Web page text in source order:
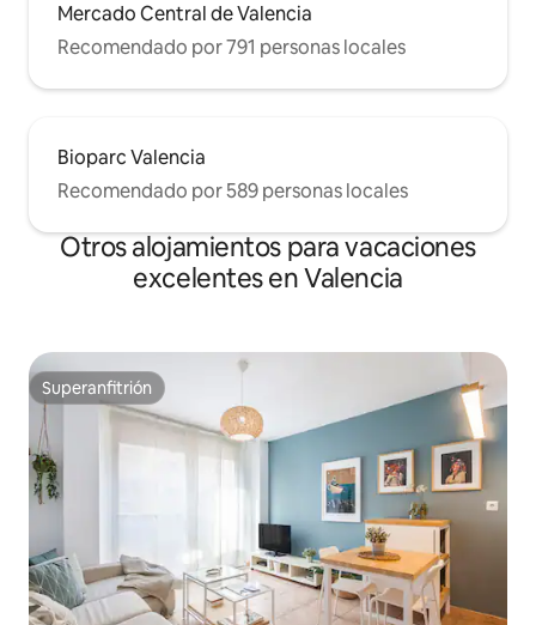
Mercado Central de Valencia
Recomendado por 791 personas locales
Bioparc Valencia
Recomendado por 589 personas locales
Otros alojamientos para vacaciones
excelentes en Valencia
Superanfitrión
Superanfitrión